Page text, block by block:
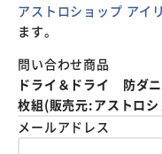
アストロショップ アイ
ます。
問い合わせ商品
ドライ＆ドライ 防ダ
枚組(販売元:アストロ
メールアドレス